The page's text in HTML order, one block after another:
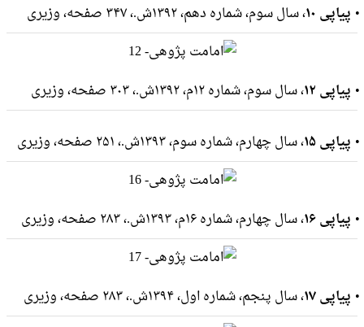
پیاپی ۱۰ ، سال سوم، شماره دهم، ۱۳۹۲ش.، ۳۴۷ صفحه، وزيرى
پیاپی ۱۲ ، سال سوم، شماره ۱۲م، ۱۳۹۲ش.، ۳۰۳ صفحه، وزيرى
پیاپی ۱۵ ، سال چهارم، شماره سوم، ۱۳۹۳ش.، ۲۵۱ صفحه، وزيرى
پیاپی ۱۶ ، سال چهارم، شماره ۱۶م، ۱۳۹۳ش.، ۲۸۳ صفحه، وزيرى
پیاپی ۱۷ ، سال پنجم، شماره اول، ۱۳۹۴ش.، ۲۸۳ صفحه، وزيرى